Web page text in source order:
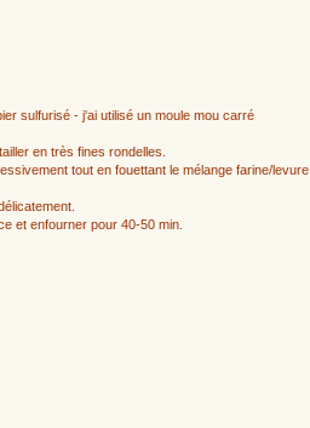
sulfurisé - j'ai utilisé un moule mou carré
en très fines rondelles.
tout en fouettant le mélange farine/levure .
et enfourner pour 40-50 min.